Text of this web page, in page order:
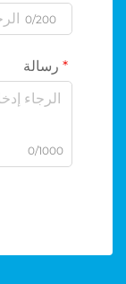
0/200
رسالة
0/1000